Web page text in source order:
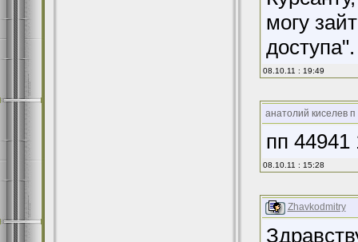
могу
08.10.11 : 19:49
анатолий киселев п
пп 44941
08.10.11 : 15:28
Zhavkodmitry